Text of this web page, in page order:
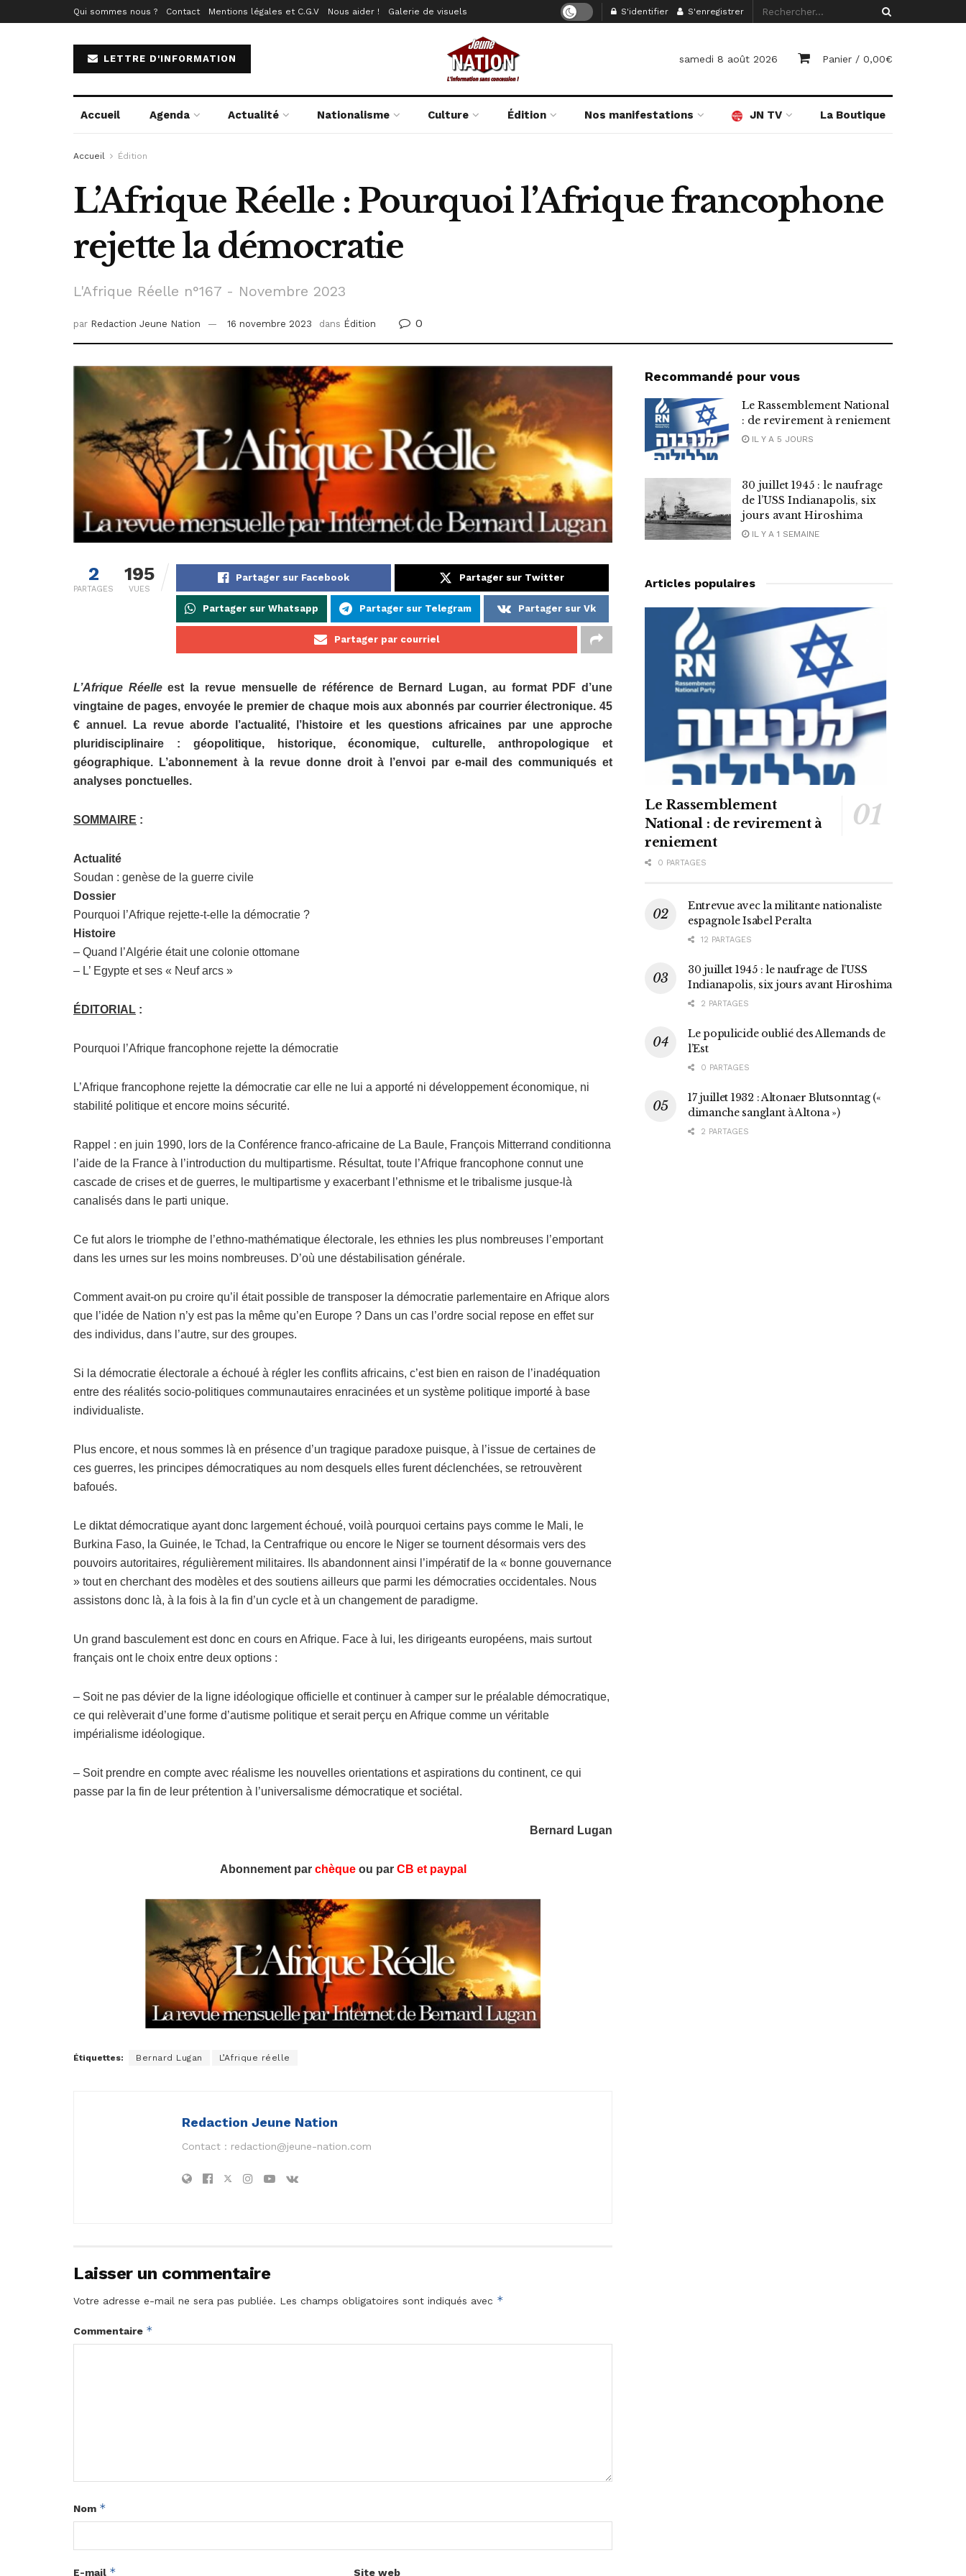
Qui sommes nous ? Contact Mentions légales et C.G.V Nous aider ! Galerie de visuels S'identifier S'enregistrer
LETTRE D'INFORMATION samedi 8 août 2026 Panier / 0,00€
Accueil Agenda Actualité Nationalisme Culture Édition Nos manifestations JN TV La Boutique
Accueil Édition
L’Afrique Réelle : Pourquoi l’Afrique francophone
rejette la démocratie
L'Afrique Réelle n°167 - Novembre 2023
par Redaction Jeune Nation 16 novembre 2023 dans Édition 0
2
PARTAGES
195
VUES
Partager sur Facebook Partager sur Twitter
Partager sur Whatsapp Partager sur Telegram Partager sur Vk
Partager par courriel
L’Afrique Réelleest la revue mensuelle de référence de Bernard Lugan, au format PDF d’une
vingtaine de pages, envoyée le premier de chaque mois aux abonnés par courrier électronique. 45
€ annuel. La revue aborde
l’actualité, l’histoire et les questions africaines par une approche
pluridisciplinaire : géopolitique, historique, économique, culturelle, anthropologique et
géographique. L’abonnement à la revue donne droit à l’envoi par e-mail des communiqués et
analyses ponctuelles.
SOMMAIRE :
Actualité
Soudan : genèse de la guerre civile
Dossier
Pourquoi l’Afrique rejette-t-elle la démocratie ?
Histoire
– Quand l’Algérie était une colonie ottomane
– L’ Egypte et ses « Neuf arcs »
ÉDITORIAL :
Pourquoi l’Afrique francophone rejette la démocratie
L’Afrique francophone rejette la démocratie car elle ne lui a apporté ni développement économique, ni
stabilité politique et encore moins sécurité.
Rappel : en juin 1990, lors de la Conférence franco-africaine de La Baule, François Mitterrand conditionna
l’aide de la France à l’introduction du multipartisme. Résultat, toute l’Afrique francophone connut une
cascade de crises et de guerres, le multipartisme y exacerbant l’ethnisme et le tribalisme jusque-là
canalisés dans le parti unique.
Ce fut alors le triomphe de l’ethno-mathématique électorale, les ethnies les plus nombreuses l’emportant
dans les urnes sur les moins nombreuses. D’où une déstabilisation générale.
Comment avait-on pu croire qu’il était possible de transposer la démocratie parlementaire en Afrique alors
que l’idée de Nation n’y est pas la même qu’en Europe ? Dans un cas l’ordre social repose en effet sur
des individus, dans l’autre, sur des groupes.
Si la démocratie électorale a échoué à régler les conflits africains, c’est bien en raison de l’inadéquation
entre des réalités socio-politiques communautaires enracinées et un système politique importé à base
individualiste.
Plus encore, et nous sommes là en présence d’un tragique paradoxe puisque, à l’issue de certaines de
ces guerres, les principes démocratiques au nom desquels elles furent déclenchées, se retrouvèrent
bafoués.
Le diktat démocratique ayant donc largement échoué, voilà pourquoi certains pays comme le Mali, le
Burkina Faso, la Guinée, le Tchad, la Centrafrique ou encore le Niger se tournent désormais vers des
pouvoirs autoritaires, régulièrement militaires. Ils abandonnent ainsi l’impératif de la « bonne gouvernance
» tout en cherchant des modèles et des soutiens ailleurs que parmi les démocraties occidentales. Nous
assistons donc là, à la fois à la fin d’un cycle et à un changement de paradigme.
Un grand basculement est donc en cours en Afrique. Face à lui, les dirigeants européens, mais surtout
français ont le choix entre deux options :
– Soit ne pas dévier de la ligne idéologique officielle et continuer à camper sur le préalable démocratique,
ce qui relèverait d’une forme d’autisme politique et serait perçu en Afrique comme un véritable
impérialisme idéologique.
– Soit prendre en compte avec réalisme les nouvelles orientations et aspirations du continent, ce qui
passe par la fin de leur prétention à l’universalisme démocratique et sociétal.
Bernard Lugan
Abonnement par chèqueou par CB et paypal
Étiquettes: Bernard Lugan L’Afrique réelle
Redaction Jeune Nation
Contact : redaction@jeune-nation.com
Laisser un commentaire
Votre adresse e-mail ne sera pas publiée. Les champs obligatoires sont indiqués avec *
Commentaire *
Nom *
E-mail * Site web
Recommandé pour vous
Le Rassemblement National
: de revirement à reniement
IL Y A 5 JOURS
30 juillet 1945 : le naufrage
de l’USS Indianapolis, six
jours avant Hiroshima
IL Y A 1 SEMAINE
Articles populaires
Le Rassemblement
National : de revirement à
reniement
0 PARTAGES
Entrevue avec la militante nationaliste
espagnole Isabel Peralta
12 PARTAGES
30 juillet 1945 : le naufrage de l’USS
Indianapolis, six jours avant Hiroshima
2 PARTAGES
Le populicide oublié des Allemands de
l’Est
0 PARTAGES
17 juillet 1932 : Altonaer Blutsonntag («
dimanche sanglant à Altona »)
2 PARTAGES